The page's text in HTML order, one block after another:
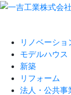
リノベーショ
モデルハウス
新築
リフォーム
法人・公共事